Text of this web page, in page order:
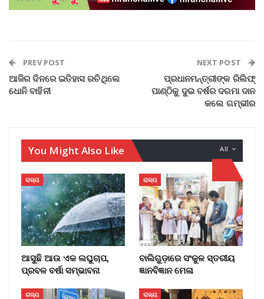
PREV POST
ଆଜିର ଦିନରେ ଇତିହାସ ରଚିଥିଲେ
ଧୋନି ବାହିନୀ
NEXT POST
ପ୍ରଧାନମନ୍ତ୍ରୀଙ୍କ ରିଲିଫ୍
ପାଣ୍ଠିକୁ ଦୁଇ ବର୍ଷର ଦରମା ଦାନ
କଲେ ଗମ୍ଭୀର
All
You Might Also Like
ରାଜ୍ୟ
ଆସୁଛି ଆଉ ଏକ ଲଘୁଚାପ,
ପ୍ରବଳ ବର୍ଷା ସମ୍ଭାବନା
ରାଜ୍ୟ
ବାଲିଗୁଡ଼ାରେ ସଂକୁଳ ସ୍ତରୀୟ
ଜ୍ଞାନବିଜ୍ଞାନ ମେଳା
ରାଜ୍ୟ ରାଜ୍ୟ